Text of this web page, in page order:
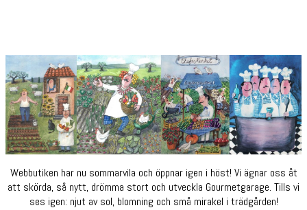
Webbutiken har nu sommarvila och öppnar igen i höst! Vi ägnar oss åt
att skörda, så nytt, drömma stort och utveckla Gourmetgarage. Tills vi
ses igen: njut av sol, blomning och små mirakel i trädgården!